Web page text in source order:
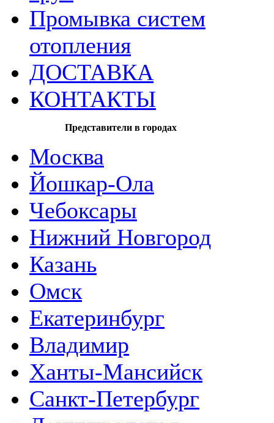
Промывка систем
отопления
ДОСТАВКА
КОНТАКТЫ
Представители в городах
Москва
Йошкар-Ола
Чебоксары
Нижний Новгород
Казань
Омск
Екатеринбург
Владимир
Ханты-Мансийск
Санкт-Петербург